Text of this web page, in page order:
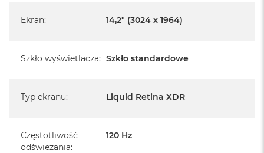
Dysk: 512 GB SSD
Układ klawiatury: ISO - Angielski PL
Ekran: 14,2" (3024 x 1964)
Szkło wyświetlacza: Szkło standardowe
Typ ekranu: Liquid Retina XDR
Częstotliwość
odświeżania:
120 Hz